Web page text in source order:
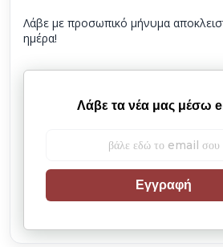
Λάβε με προσωπικό μήνυμα
ημέρα!
Λάβε τα νέα μας μέσω
Εγγραφή